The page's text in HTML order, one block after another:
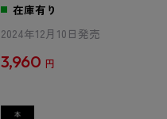
在庫有り
2024年12月10日発売
3,960 円